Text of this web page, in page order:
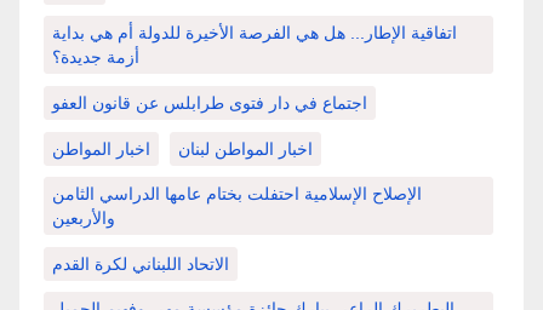
اتفاقية الإطار... هل هي الفرصة الأخيرة للدولة أم هي بداية
أزمة جديدة؟
اجتماع في دار فتوى طرابلس عن قانون العفو
اخبار المواطن اخبار المواطن لبنان
الإصلاح الإسلامية احتفلت بختام عامها الدراسي الثامن
والأربعين
الاتحاد اللبناني لكرة القدم